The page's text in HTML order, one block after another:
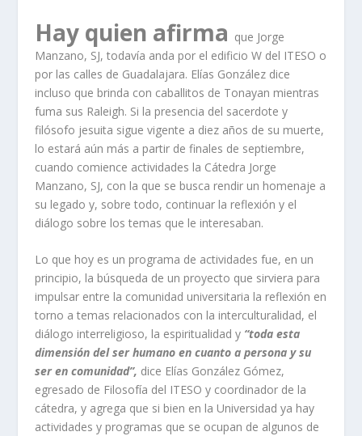
Hay quien afirma que Jorge
Manzano, SJ, todavía anda por el edificio W del ITESO o
por las calles de Guadalajara. Elías González dice
incluso que brinda con caballitos de Tonayan mientras
fuma sus Raleigh. Si la presencia del sacerdote y
filósofo jesuita sigue vigente a diez años de su muerte,
lo estará aún más a partir de finales de septiembre,
cuando comience actividades la Cátedra Jorge
Manzano, SJ, con la que se busca rendir un homenaje a
su legado y, sobre todo, continuar la reflexión y el
diálogo sobre los temas que le interesaban.
Lo que hoy es un programa de actividades fue, en un
principio, la búsqueda de un proyecto que sirviera para
impulsar entre la comunidad universitaria la reflexión en
torno a temas relacionados con la interculturalidad, el
diálogo interreligioso, la espiritualidad y “toda esta
dimensión del ser humano en cuanto a persona y su
ser en comunidad”, dice Elías González Gómez,
egresado de Filosofía del ITESO y coordinador de la
cátedra, y agrega que si bien en la Universidad ya hay
actividades y programas que se ocupan de algunos de